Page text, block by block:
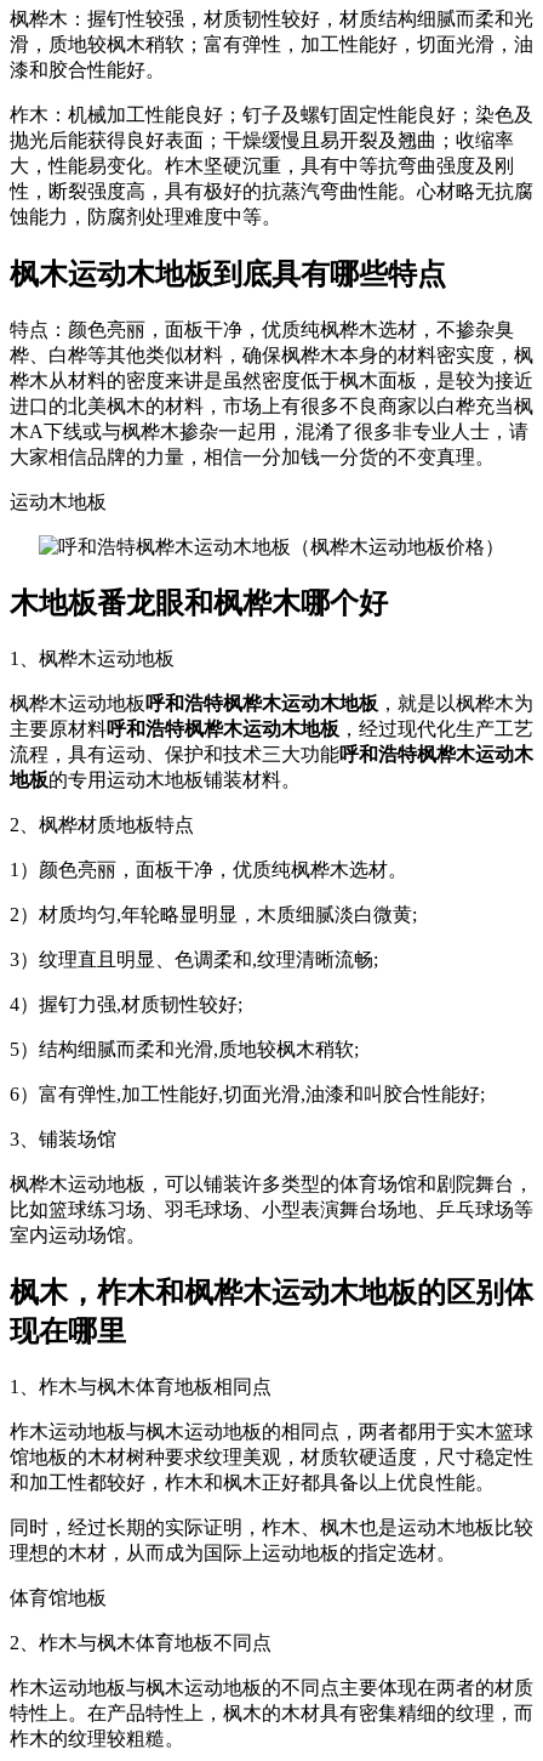
枫桦木：握钉性较强，材质韧性较好，材质结构细腻而柔和光
滑，质地较枫木稍软；富有弹性，加工性能好，切面光滑，油
漆和胶合性能好。
柞木：机械加工性能良好；钉子及螺钉固定性能良好；染色及
抛光后能获得良好表面；干燥缓慢且易开裂及翘曲；收缩率
大，性能易变化。柞木坚硬沉重，具有中等抗弯曲强度及刚
性，断裂强度高，具有极好的抗蒸汽弯曲性能。心材略无抗腐
蚀能力，防腐剂处理难度中等。
枫木运动木地板到底具有哪些特点
特点：颜色亮丽，面板干净，优质纯枫桦木选材，不掺杂臭
桦、白桦等其他类似材料，确保枫桦木本身的材料密实度，枫
桦木从材料的密度来讲是虽然密度低于枫木面板，是较为接近
进口的北美枫木的材料，市场上有很多不良商家以白桦充当枫
木A下线或与枫桦木掺杂一起用，混淆了很多非专业人士，请
大家相信品牌的力量，相信一分加钱一分货的不变真理。
运动木地板
木地板番龙眼和枫桦木哪个好
1、枫桦木运动地板
枫桦木运动地板 呼和浩特枫桦木运动木地板 ，就是以枫桦木为
主要原材料呼和浩特枫桦木运动木地板 ，经过现代化生产工艺
流程，具有运动、保护和技术三大功能呼和浩特枫桦木运动木
地板的专用运动木地板铺装材料。
2、枫桦材质地板特点
1）颜色亮丽，面板干净，优质纯枫桦木选材。
2）材质均匀,年轮略显明显，木质细腻淡白微黄;
3）纹理直且明显、色调柔和,纹理清晰流畅;
4）握钉力强,材质韧性较好;
5）结构细腻而柔和光滑,质地较枫木稍软;
6）富有弹性,加工性能好,切面光滑,油漆和叫胶合性能好;
3、铺装场馆
枫桦木运动地板，可以铺装许多类型的体育场馆和剧院舞台，
比如篮球练习场、羽毛球场、小型表演舞台场地、乒乓球场等
室内运动场馆。
枫木，柞木和枫桦木运动木地板的区别体
现在哪里
1、柞木与枫木体育地板相同点
柞木运动地板与枫木运动地板的相同点，两者都用于实木篮球
馆地板的木材树种要求纹理美观，材质软硬适度，尺寸稳定性
和加工性都较好，柞木和枫木正好都具备以上优良性能。
同时，经过长期的实际证明，柞木、枫木也是运动木地板比较
理想的木材，从而成为国际上运动地板的指定选材。
体育馆地板
2、柞木与枫木体育地板不同点
柞木运动地板与枫木运动地板的不同点主要体现在两者的材质
特性上。在产品特性上，枫木的木材具有密集精细的纹理，而
柞木的纹理较粗糙。